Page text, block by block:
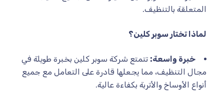
المتعلقة بالتنظيف.
لماذا تختار سوبر كلين؟
خبرة واسعة: تتمتع شركة سوبر كلين بخبرة طويلة في
مجال التنظيف، مما يجعلها قادرة على التعامل مع جميع
أنواع الأوساخ والأتربة بكفاءة عالية.